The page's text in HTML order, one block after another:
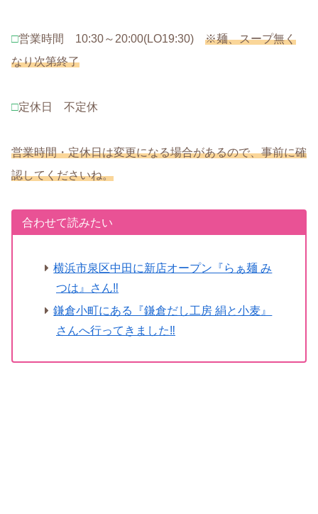
□営業時間 10:30～20:00(LO19:30) ※麺、スープ無く
なり次第終了
□定休日 不定休
営業時間・定休日は変更になる場合があるので、事前に確
認してくださいね。
合わせて読みたい
横浜市泉区中田に新店オープン『らぁ麺 み
つは』さん‼
鎌倉小町にある『鎌倉だし工房 絹と小麦』
さんへ行ってきました‼